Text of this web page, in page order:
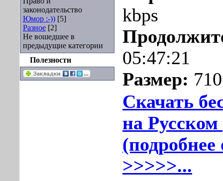
законодательство
Юмор :-)) [5]
Разное [2]
Не вошедшее в
предыдущие категории
Полезности
kbps
05:47:21
Размер:
Скачать
на
(подробнее
>>>>>...